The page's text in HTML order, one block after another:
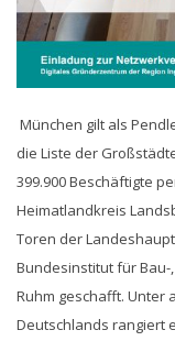
München gilt als
die Liste der
399.900 Beschäftigte
Heimatlandkreis
Toren der
Bundesinstitut für
Ruhm geschafft. Unter
Deutschlands rangiert